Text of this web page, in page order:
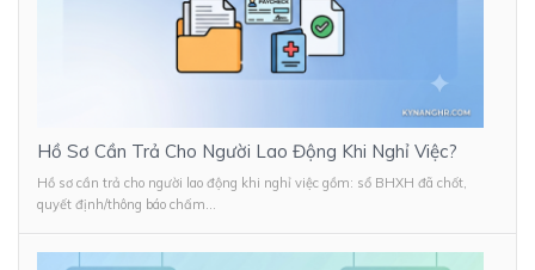
Hồ Sơ Cần Trả Cho Người Lao Động Khi Nghỉ Việc?
Hồ sơ cần trả cho người lao động khi nghỉ việc gồm: sổ BHXH đã chốt,
quyết định/thông báo chấm...